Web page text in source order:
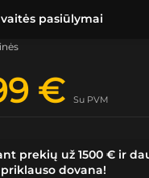
pasiūlymai
€ Su PVM
prekių už 1500 € ir
dovana!